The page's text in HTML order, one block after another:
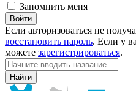
Запомнить меня
Войти
Если авторизоваться не
восстановить пароль. Если у
можете зарегистрироваться.
Найти